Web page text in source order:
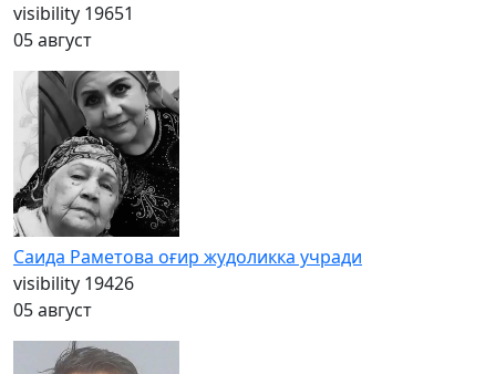
visibility 19651
05 август
Саида Раметова оғир жудоликка учради
visibility 19426
05 август